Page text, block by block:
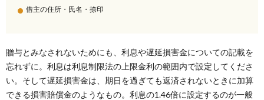
借主の住所・氏名・捺印
贈与とみなされないためにも、利息や遅延損害金についての記載を
忘れずに。利息は利息制限法の上限金利の範囲内で設定してくださ
い。そして遅延損害金は、期日を過ぎても返済されないときに加算
できる損害賠償金のようなもの。利息の1.46倍に設定するのが一般